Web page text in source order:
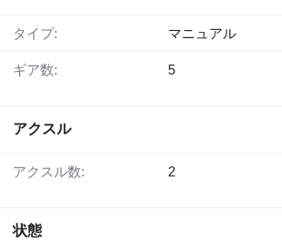
タイプ: マニュアル
ギア数: 5
アクスル
アクスル数: 2
状態